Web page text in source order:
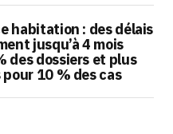
habitation : des délais
jusqu’à 4 mois
des dossiers et plus
pour 10 % des cas